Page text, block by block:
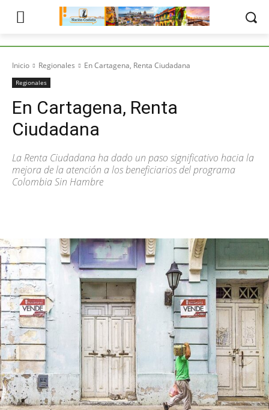
Inicio Regionales En Cartagena, Renta Ciudadana
Regionales
En Cartagena, Renta
Ciudadana
La Renta Ciudadana ha dado un paso significativo hacia la
mejora de la atención a los beneficiarios del programa
Colombia Sin Hambre